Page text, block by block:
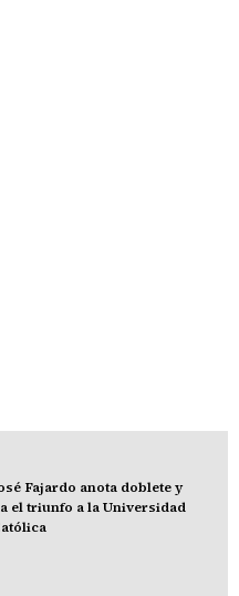
Fajardo anota doblete y
el triunfo a la Universidad